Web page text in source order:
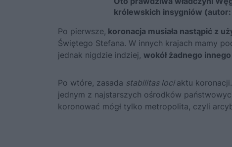
królewskich insygniów
Po pierwsze, koronacja musiała nastąpić z
Świętego Stefana. W innych krajach mamy
jednak nigdzie indziej, wokół żadnego
Po wtóre, zasada stabilitas lociaktu
jednym z najstarszych ośrodków
koronować mógł tylko metropolita, czyli